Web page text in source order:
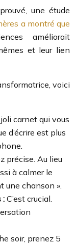
une étude
a montré que
améliorait
et leur lien
voici
carnet qui vous
d’écrire est plus
précise. Au lieu
à calmer le
une chanson ».
: C’est crucial.
soir, prenez 5